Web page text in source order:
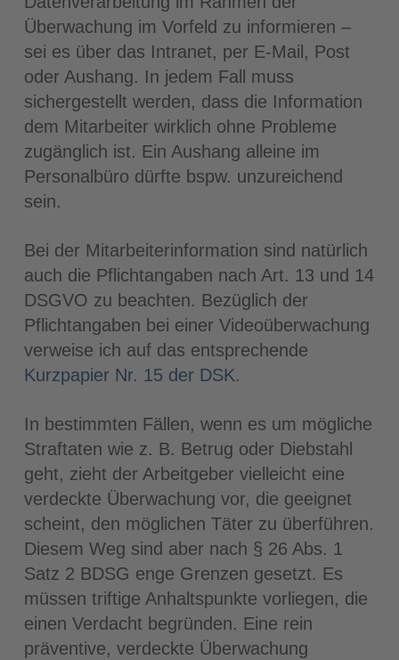
Überwachung im Vorfeld zu informieren –
sei es über das Intranet, per E-Mail, Post
oder Aushang. In jedem Fall muss
sichergestellt werden, dass die Information
dem Mitarbeiter wirklich ohne Probleme
zugänglich ist. Ein Aushang alleine im
Personalbüro dürfte bspw. unzureichend
sein.
Bei der Mitarbeiterinformation sind natürlich
auch die Pflichtangaben nach Art. 13 und 14
DSGVO zu beachten. Bezüglich der
Pflichtangaben bei einer Videoüberwachung
verweise ich auf das entsprechende
Kurzpapier Nr. 15 der DSK.
In bestimmten Fällen, wenn es um mögliche
Straftaten wie z. B. Betrug oder Diebstahl
geht, zieht der Arbeitgeber vielleicht eine
verdeckte Überwachung vor, die geeignet
scheint, den möglichen Täter zu überführen.
Diesem Weg sind aber nach § 26 Abs. 1
Satz 2 BDSG enge Grenzen gesetzt. Es
müssen triftige Anhaltspunkte vorliegen, die
einen Verdacht begründen. Eine rein
präventive, verdeckte Überwachung